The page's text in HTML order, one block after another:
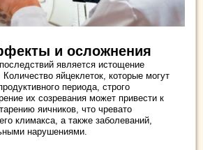
и осложнения
является истощение
яйцеклеток, которые могут
периода, строго
их созревания может привести к
яичников, что чревато
климакса, а также заболеваний,
нарушениями.